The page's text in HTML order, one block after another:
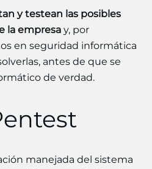
y testean las posibles
la empresa y, por
en seguridad informática
antes de que se
de verdad.
manejada del sistema